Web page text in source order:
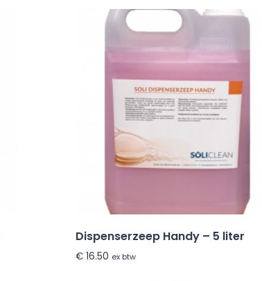
Dispenserzeep Handy – 5 liter
€16.50 ex btw